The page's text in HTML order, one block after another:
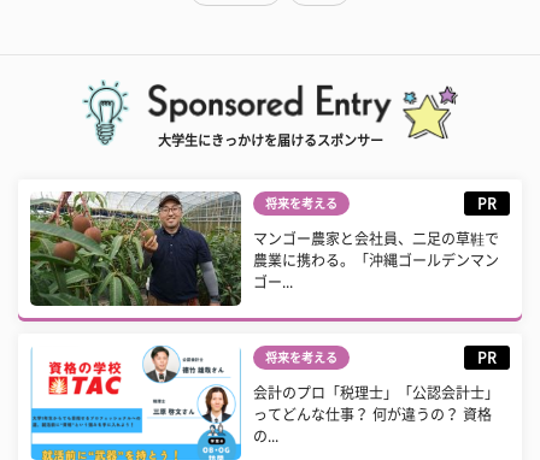
大学生にきっかけを届けるスポンサー
将来を考える PR
マンゴー農家と会社員、二足の草鞋で
農業に携わる。「沖縄ゴールデンマン
ゴー...
将来を考える PR
会計のプロ「税理士」「公認会計士」
ってどんな仕事？ 何が違うの？ 資格
の...